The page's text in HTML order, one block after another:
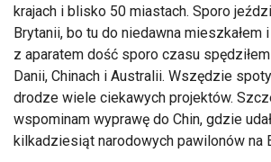
krajach i blisko 50 miastach. Sporo
Brytanii, bo tu do niedawna mieszkałem
z aparatem dość sporo czasu
Danii, Chinach i Australii. Wszędzie
drodze wiele ciekawych projektów.
wspominam wyprawę do Chin, gdzie
kilkadziesiąt narodowych pawilonów na